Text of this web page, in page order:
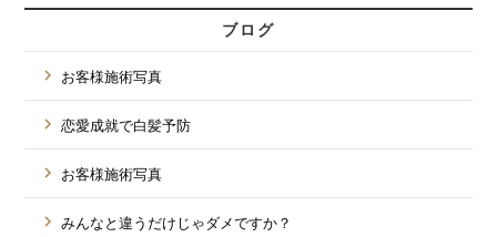
ブログ
お客様施術写真
恋愛成就で白髪予防
お客様施術写真
みんなと違うだけじゃダメですか？